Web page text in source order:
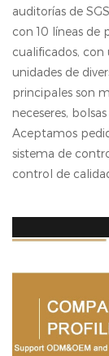
auditorías de
con 10 líneas de
cualificados,
unidades de
principales son
neceseres,
Aceptamos
sistema de
control de